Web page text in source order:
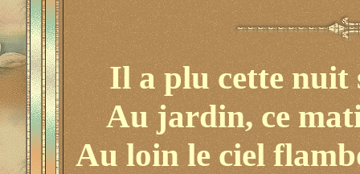
Il a plu cette nuit
Au jardin, ce
Au loin le ciel